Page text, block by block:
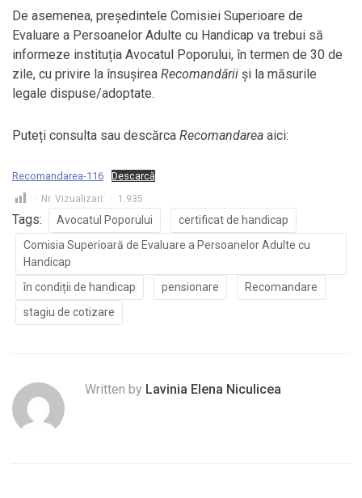
De asemenea, preşedintele Comisiei Superioare de
Evaluare a Persoanelor Adulte cu Handicap va trebui să
informeze instituția Avocatul Poporului, în termen de 30 de
zile, cu privire la însușirea Recomandării și la măsurile
legale dispuse/adoptate.
Puteți consulta sau descărca Recomandarea aici:
Recomandarea-116 Descarcă
Nr. Vizualizari: 1.935
Tags: Avocatul Poporului
certificat de handicap
Comisia Superioară de Evaluare a Persoanelor Adulte cu
Handicap
în condiții de handicap
pensionare
Recomandare
stagiu de cotizare
Written by Lavinia Elena Niculicea